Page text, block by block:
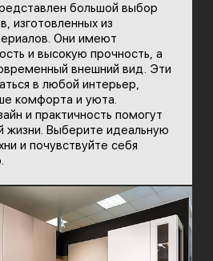
большой выбор
изготовленных из
Они имеют
и высокую прочность, а
внешний вид. Эти
в любой интерьер,
комфорта и уюта.
и практичность помогут
жизни. Выберите идеальную
и почувствуйте себя